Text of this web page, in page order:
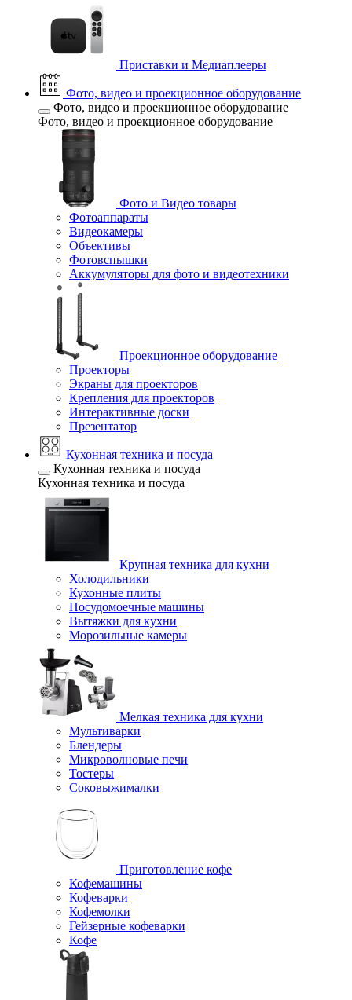
Приставки и Медиаплееры
Фото, видео и проекционное оборудование
Фото, видео и проекционное оборудование
Фото, видео и проекционное оборудование
Фото и Видео товары
Фотоаппараты
Видеокамеры
Объективы
Фотовспышки
Аккумуляторы для фото и видеотехники
Проекционное оборудование
Проекторы
Экраны для проекторов
Крепления для проекторов
Интерактивные доски
Презентатор
Кухонная техника и посуда
Кухонная техника и посуда
Кухонная техника и посуда
Крупная техника для кухни
Холодильники
Кухонные плиты
Посудомоечные машины
Вытяжки для кухни
Морозильные камеры
Мелкая техника для кухни
Мультиварки
Блендеры
Микроволновые печи
Тостеры
Соковыжималки
Приготовление кофе
Кофемашины
Кофеварки
Кофемолки
Гейзерные кофеварки
Кофе